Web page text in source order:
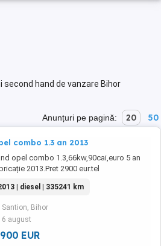
hand de vanzare Bihor
Anunțuri pe pagină: 20 50
combo 1.3 an 2013
opel combo 1.3,66kw,90cai,euro 5 an
2013.Pret 2900 eur.tel
| diesel | 335241 km
Santion, Bihor
6 august
EUR